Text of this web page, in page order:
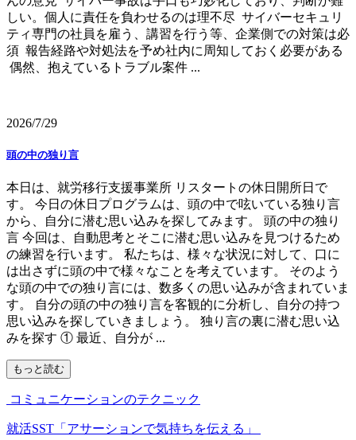
しい。個人に責任を負わせるのは理不尽 サイバーセキュリ
ティ専門の社員を雇う、講習を行う等、企業側での対策は必
須 報告経路や対処法を予め社内に周知しておく必要がある
偶然、抱えているトラブル案件 ...
2026/7/29
頭の中の独り言
本日は、就労移行支援事業所 リスタートの休日開所日で
す。 今日の休日プログラムは、頭の中で呟いている独り言
から、自分に潜む思い込みを探してみます。 頭の中の独り
言 今回は、自動思考とそこに潜む思い込みを見つけるため
の練習を行います。 私たちは、様々な状況に対して、口に
は出さずに頭の中で様々なことを考えています。 そのよう
な頭の中での独り言には、数多くの思い込みが含まれていま
す。 自分の頭の中の独り言を客観的に分析し、自分の持つ
思い込みを探していきましょう。 独り言の裏に潜む思い込
みを探す ① 最近、自分が ...
もっと読む
コミュニケーションのテクニック
就活SST「アサーションで気持ちを伝える」